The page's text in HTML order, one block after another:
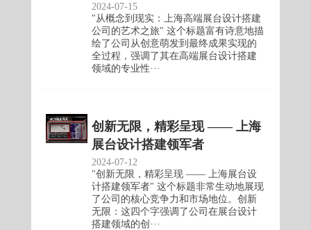
2024-07-15
"从概念到现实：上海高端展台设计搭建
公司的艺术之旅" 这个标题富有诗意地描
绘了公司从创意萌发到最终成果实现的
全过程，强调了其在高端展台设计搭建
领域的专业性···
创新无限，精彩呈现 —— 上海
展台设计搭建领军者
2024-07-12
"创新无限，精彩呈现 —— 上海展台设
计搭建领军者" 这个标题非常生动地展现
了公司的核心竞争力和市场地位。创新
无限：这四个字强调了公司在展台设计
搭建领域的创···